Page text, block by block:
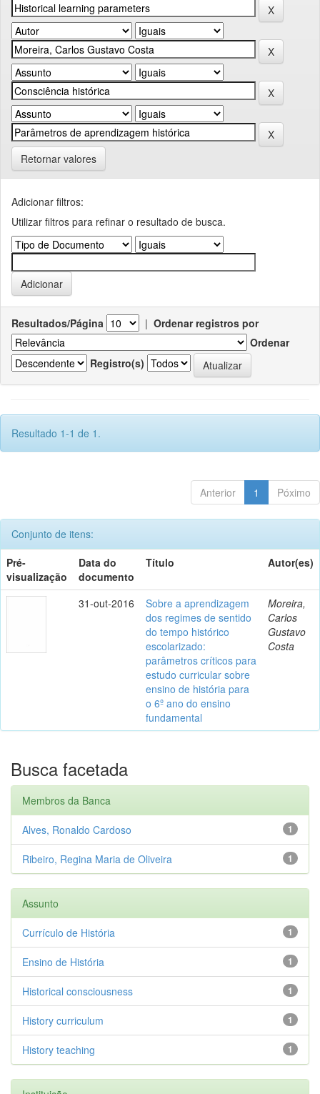
Retornar valores
Adicionar filtros:
Utilizar filtros para refinar o resultado de busca.
Resultados/Página | Ordenar registros por
Ordenar
Registro(s)
Resultado 1-1 de 1.
Anterior 1 Póximo
Conjunto de itens:
Pré-
visualização
Data do
documento
Título Autor(es)
31-out-2016
Sobre a aprendizagem
dos regimes de sentido
do tempo histórico
escolarizado:
parâmetros críticos para
estudo curricular sobre
ensino de história para
o 6º ano do ensino
fundamental
Moreira,
Carlos
Gustavo
Costa
Busca facetada
Membros da Banca
1
Alves, Ronaldo Cardoso
1
Ribeiro, Regina Maria de Oliveira
Assunto
1
Currículo de História
1
Ensino de História
1
Historical consciousness
1
History curriculum
1
History teaching